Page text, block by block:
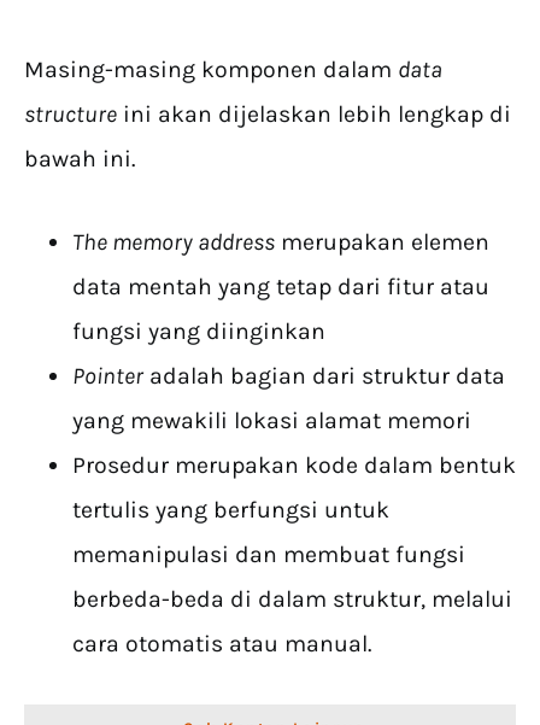
Masing-masing komponen dalam data
structure ini akan dijelaskan lebih lengkap di
bawah ini.
The memory address merupakan elemen
data mentah yang tetap dari fitur atau
fungsi yang diinginkan
Pointer adalah bagian dari struktur data
yang mewakili lokasi alamat memori
Prosedur merupakan kode dalam bentuk
tertulis yang berfungsi untuk
memanipulasi dan membuat fungsi
berbeda-beda di dalam struktur, melalui
cara otomatis atau manual.